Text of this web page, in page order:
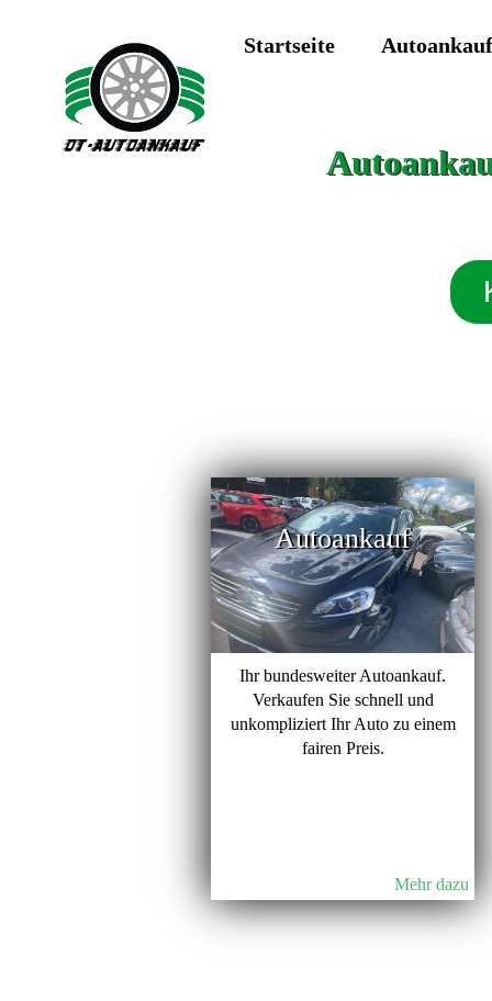
Startseite Autoankauf
Autoankauf
Ihr bundesweiter Autoankauf.
Verkaufen Sie schnell und
unkompliziert Ihr Auto zu einem
fairen Preis.
Mehr dazu